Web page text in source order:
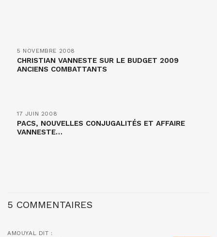
5 NOVEMBRE 2008
CHRISTIAN VANNESTE SUR LE BUDGET 2009
ANCIENS COMBATTANTS
17 JUIN 2008
PACS, NOUVELLES CONJUGALITÉS ET AFFAIRE
VANNESTE…
5 COMMENTAIRES
AMOUYAL DIT :